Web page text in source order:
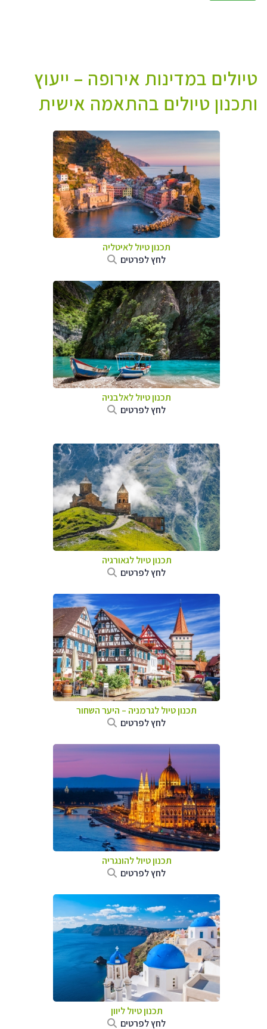
טיולים במדינות אירופה – ייעוץ
ותכנון טיולים בהתאמה אישית
תכנון טיול לאיטליה
לחץ לפרטים
תכנון טיול לאלבניה
לחץ לפרטים
תכנון טיול לגאורגיה
לחץ לפרטים
תכנון טיול לגרמניה – היער השחור
לחץ לפרטים
תכנון טיול להונגריה
לחץ לפרטים
תכנון טיול ליוון
לחץ לפרטים